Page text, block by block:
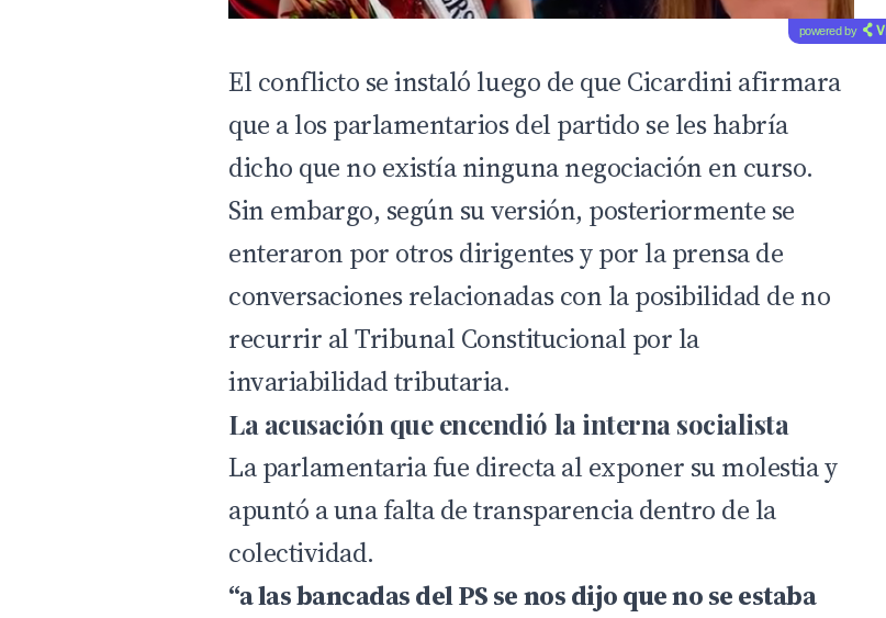
powered by
El conflicto se instaló luego de que Cicardini afirmara
que a los parlamentarios del partido se les habría
dicho que no existía ninguna negociación en curso.
Sin embargo, según su versión, posteriormente se
enteraron por otros dirigentes y por la prensa de
conversaciones relacionadas con la posibilidad de no
recurrir al Tribunal Constitucional por la
invariabilidad tributaria.
La acusación que encendió la interna socialista
La parlamentaria fue directa al exponer su molestia y
apuntó a una falta de transparencia dentro de la
colectividad.
“a las bancadas del PS se nos dijo que no se estaba